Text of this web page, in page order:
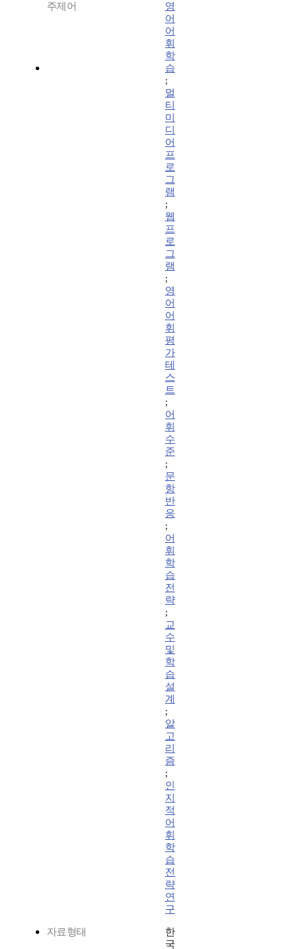
주제어
영
어
어
휘
학
습
;
멀
티
미
디
어
프
로
그
램
;
웹
프
로
그
램
;
영
어
어
휘
평
가
테
스
트
;
어
휘
수
준
;
문
항
반
응
;
어
휘
학
습
전
략
;
교
수
및
학
습
설
계
;
알
고
리
즘
;
인
지
적
어
휘
학
습
전
략
연
구
자료형태
한
국